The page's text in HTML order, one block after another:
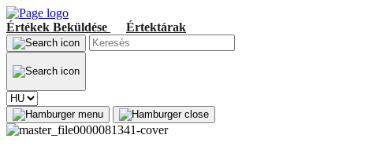
Értékek Beküldése Értektárak